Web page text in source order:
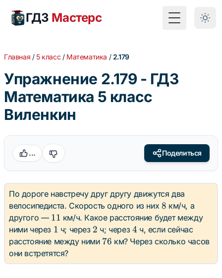
ГДЗ Мастерс Toggle Menu
Главная / 5 класс / Математика / 2.179
Упражнение 2.179 - ГДЗ
Математика 5 класс
Виленкин
... Поделиться
По дороге навстречу друг другу движутся два
велосипедиста. Скорость одного из них 8
8 км/ч, а
другого — 11
11 км/ч. Какое расстояние будет между
ними через 1
1 ч; через 2
2 ч; через 4
4 ч, если сейчас
расстояние между ними 76
76 км? Через сколько часов
они встретятся?